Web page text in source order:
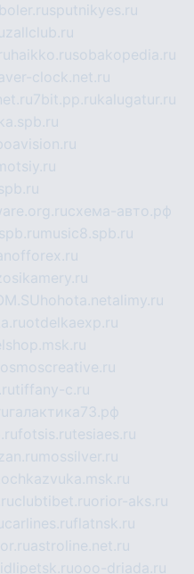
sputnikyes.ru
zallclub.ru
haikko.rusobakopedia.ru
clock.net.ru
7bit.pp.rukalugatur.ru
схема-авто.рф
music8.spb.ru
hohota.netalimy.ru
otdelkaexp.ru
tiffany-c.ru
галактика73.рф
fotsis.rutesiaes.ru
mossilver.ru
clubtibet.ruorior-aks.ru
carlines.ruflatnsk.ru
astroline.net.ru
ooo-driada.ru